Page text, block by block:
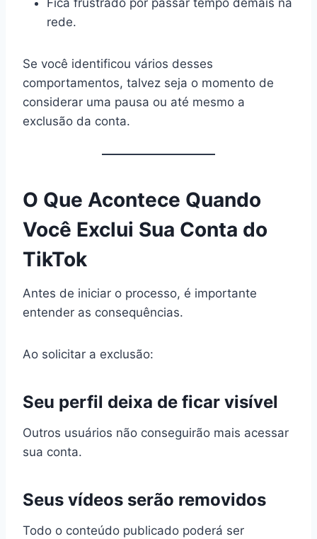
Fica frustrado por passar tempo demais na
rede.
Se você identificou vários desses
comportamentos, talvez seja o momento de
considerar uma pausa ou até mesmo a
exclusão da conta.
O Que Acontece Quando
Você Exclui Sua Conta do
TikTok
Antes de iniciar o processo, é importante
entender as consequências.
Ao solicitar a exclusão:
Seu perfil deixa de ficar visível
Outros usuários não conseguirão mais acessar
sua conta.
Seus vídeos serão removidos
Todo o conteúdo publicado poderá ser